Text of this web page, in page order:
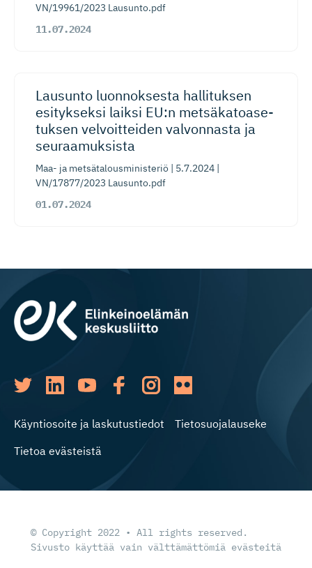
VN/19961/2023 Lausunto.pdf
11.07.2024
Lausunto luonnoksesta hallituksen
esitykseksi laiksi EU:n metsäkatoa­se­
tuksen velvoitteiden valvonnasta ja
seuraamuksista
Maa- ja metsätalousministeriö | 5.7.2024 |
VN/17877/2023 Lausunto.pdf
01.07.2024
Käyntiosoite ja laskutustiedot
Tietosuojalauseke
Tietoa evästeistä
© Copyright 2022 • All rights reserved.
Sivusto käyttää vain välttämättömiä evästeitä